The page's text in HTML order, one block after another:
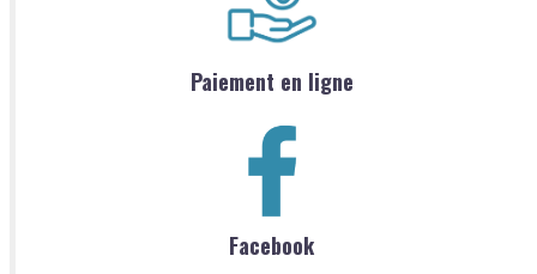
Paiement en ligne
Facebook